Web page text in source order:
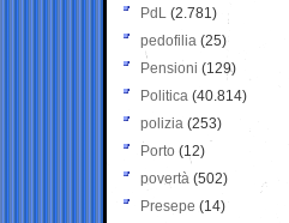
PdL (2.781)
pedofilia (25)
Pensioni (129)
Politica (40.814)
polizia (253)
Porto (12)
povertà (502)
Presepe (14)